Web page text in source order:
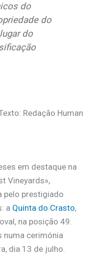
do
do
do
Redação Human
em destaque na
Vineyards»,
pelo prestigiado
a Quinta do Crasto,
na posição 49.
numa cerimónia
dia 13 de julho.